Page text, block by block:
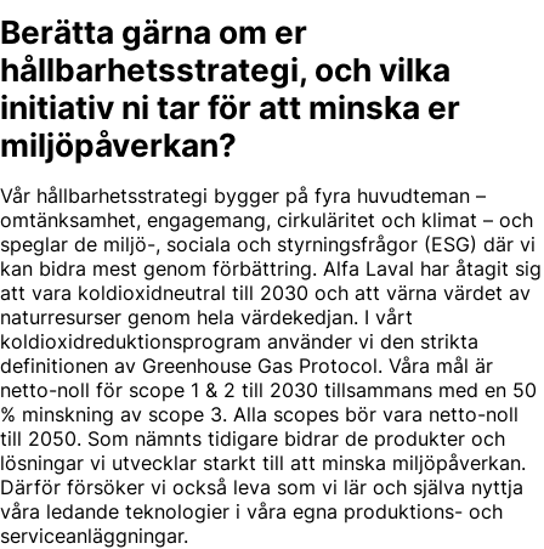
Berätta gärna om er
hållbarhetsstrategi, och vilka
initiativ ni tar för att minska er
miljöpåverkan?
Vår hållbarhetsstrategi bygger på fyra huvudteman –
omtänksamhet, engagemang, cirkuläritet och klimat – och
speglar de miljö-, sociala och styrningsfrågor (ESG) där vi
kan bidra mest genom förbättring. Alfa Laval har åtagit sig
att vara koldioxidneutral till 2030 och att värna värdet av
naturresurser genom hela värdekedjan. I vårt
koldioxidreduktionsprogram använder vi den strikta
definitionen av Greenhouse Gas Protocol. Våra mål är
netto-noll för scope 1 & 2 till 2030 tillsammans med en 50
% minskning av scope 3. Alla scopes bör vara netto-noll
till 2050. Som nämnts tidigare bidrar de produkter och
lösningar vi utvecklar starkt till att minska miljöpåverkan.
Därför försöker vi också leva som vi lär och själva nyttja
våra ledande teknologier i våra egna produktions- och
serviceanläggningar.